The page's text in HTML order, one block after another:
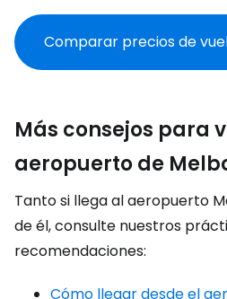
Comparar precios de
Más consejos para
aeropuerto de
Tanto si llega al aeropuerto
de él, consulte nuestros
recomendaciones:
Cómo llegar desde el